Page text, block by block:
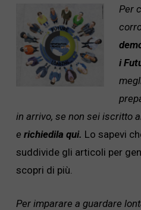
Per
i
in arrivo, se non sei iscritto
e richiedila qui. Lo sapevi
suddivide gli articoli per
scopri di più.
Per imparare a guardare